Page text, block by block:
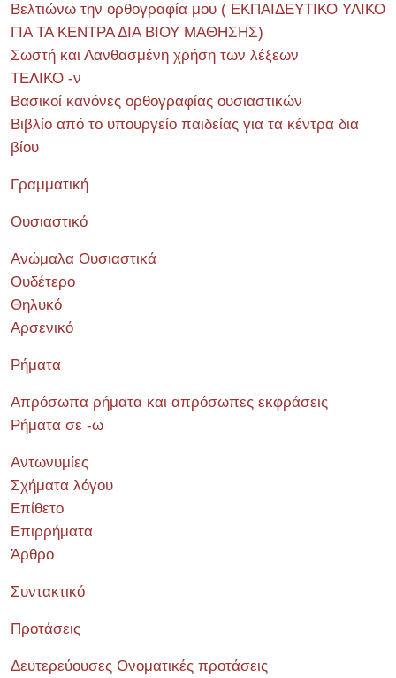
Βελτιώνω την ορθογραφία μου ( ΕΚΠΑΙΔΕΥΤΙΚΟ ΥΛΙΚΟ
ΓΙΑ ΤΑ ΚΕΝΤΡΑ ΔΙΑ ΒΙΟΥ ΜΑΘΗΣΗΣ)
Σωστή και Λανθασμένη χρήση των λέξεων
ΤΕΛΙΚΟ -ν
Βασικοί κανόνες ορθογραφίας ουσιαστικών
Βιβλίο από το υπουργείο παιδείας για τα κέντρα δια
βίου
Γραμματική
Ουσιαστικό
Ανώμαλα Ουσιαστικά
Ουδέτερο
Θηλυκό
Αρσενικό
Ρήματα
Απρόσωπα ρήματα και απρόσωπες εκφράσεις
Ρήματα σε -ω
Αντωνυμίες
Σχήματα λόγου
Επίθετο
Επιρρήματα
Άρθρο
Συντακτικό
Προτάσεις
Δευτερεύουσες Ονοματικές προτάσεις